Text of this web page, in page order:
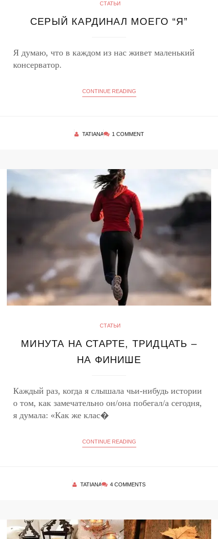
СТАТЬИ
СЕРЫЙ КАРДИНАЛ МОЕГО “Я”
Я думаю, что в каждом из нас живет маленький
консерватор.
CONTINUE READING
TATIANA 1 COMMENT
СТАТЬИ
МИНУТА НА СТАРТЕ, ТРИДЦАТЬ –
НА ФИНИШЕ
Каждый раз, когда я слышала чьи-нибудь истории
о том, как замечательно он/она побегал/а сегодня,
я думала: «Как же клас�
CONTINUE READING
TATIANA 4 COMMENTS